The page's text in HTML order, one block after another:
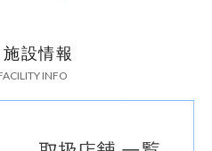
設情報
INFO